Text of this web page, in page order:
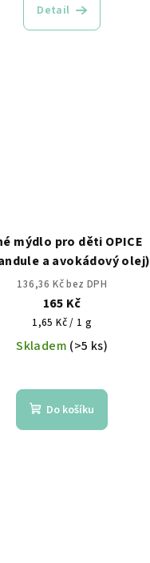
Detail
mýdlo pro děti OPICE
a avokádový olej)
136,36 Kč bez DPH
165 Kč
Měrná
cena:
1,65 Kč / 1 g
Skladem (>5 ks)
Do košíku